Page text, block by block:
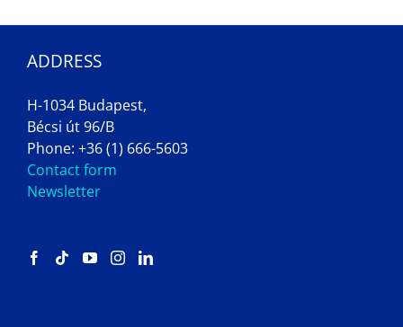
ADDRESS
H-1034 Budapest,
Bécsi út 96/B
Phone: +36 (1) 666-5603
Contact form
Newsletter